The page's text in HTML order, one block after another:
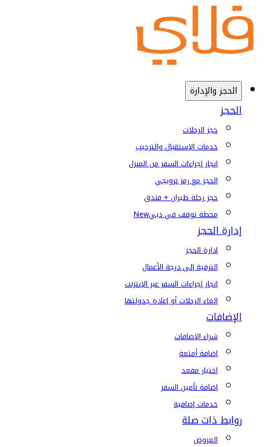
الحجز والإدارة
الحجز
حجز الرحلات
خدمات الإستقبال والترحيب
إنجاز إجراءات السفر من المنزل
الحجز مع رمز ترويجي
حجز رحلة طيران + فندق
محطة توقف في دبيNew
إدارة الحجز
إدارة الحجز
الترقية إلى درجة الأعمال
إنجاز إجراءات السفر عبر الإنترنت
إلغاء الرحلات أو إعادة جدولتها
الإضافات
شراء الإضافات
إضافة أمتعة
اختيار مقعد
إضافة تأمين السفر
خدمات إضافية
روابط ذات صلة
العروض